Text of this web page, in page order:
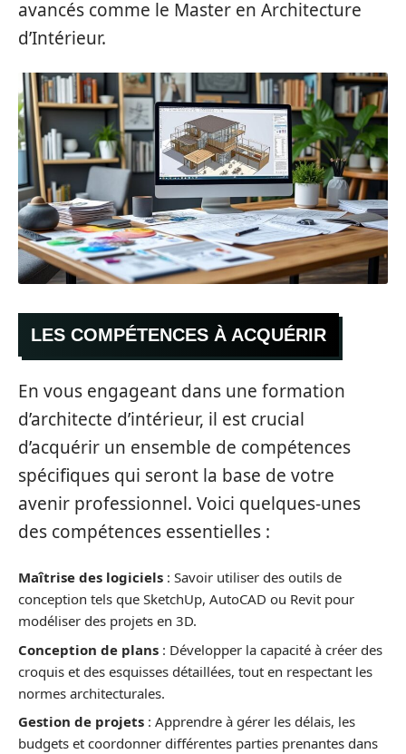
avancés comme le Master en Architecture
d’Intérieur.
LES COMPÉTENCES À ACQUÉRIR
En vous engageant dans une formation
d’architecte d’intérieur, il est crucial
d’acquérir un ensemble de compétences
spécifiques qui seront la base de votre
avenir professionnel. Voici quelques-unes
des compétences essentielles :
Maîtrise des logiciels : Savoir utiliser des outils de
conception tels que SketchUp, AutoCAD ou Revit pour
modéliser des projets en 3D.
Conception de plans : Développer la capacité à créer des
croquis et des esquisses détaillées, tout en respectant les
normes architecturales.
Gestion de projets : Apprendre à gérer les délais, les
budgets et coordonner différentes parties prenantes dans